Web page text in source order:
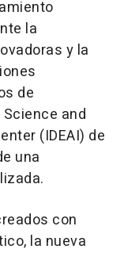
la
y la
de
and
(IDEAI) de
una
con
la nueva